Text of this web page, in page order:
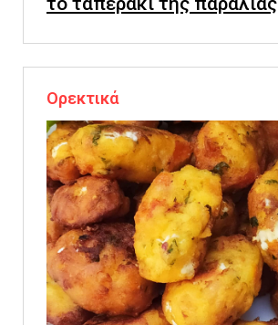
Ορεκτικά